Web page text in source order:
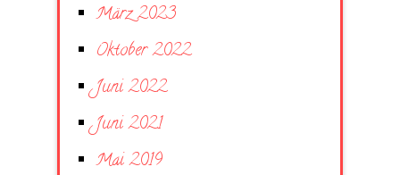
März 2023
Oktober 2022
Juni 2022
Juni 2021
Mai 2019